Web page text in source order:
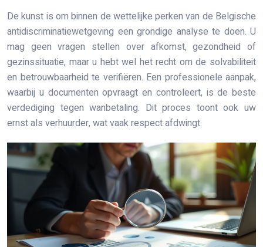
De kunst is om binnen de wettelijke perken van de Belgische
antidiscriminatiewetgeving een grondige analyse te doen. U
mag geen vragen stellen over afkomst, gezondheid of
gezinssituatie, maar u hebt wel het recht om de solvabiliteit
en betrouwbaarheid te verifiëren. Een professionele aanpak,
waarbij u documenten opvraagt en controleert, is de beste
verdediging tegen wanbetaling. Dit proces toont ook uw
ernst als verhuurder, wat vaak respect afdwingt.